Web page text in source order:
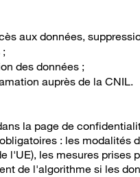
aux données,
;
des données ;
auprès de la CNIL.
la page de
: les modalités
l'UE), les mesures prises
de l'algorithme si les